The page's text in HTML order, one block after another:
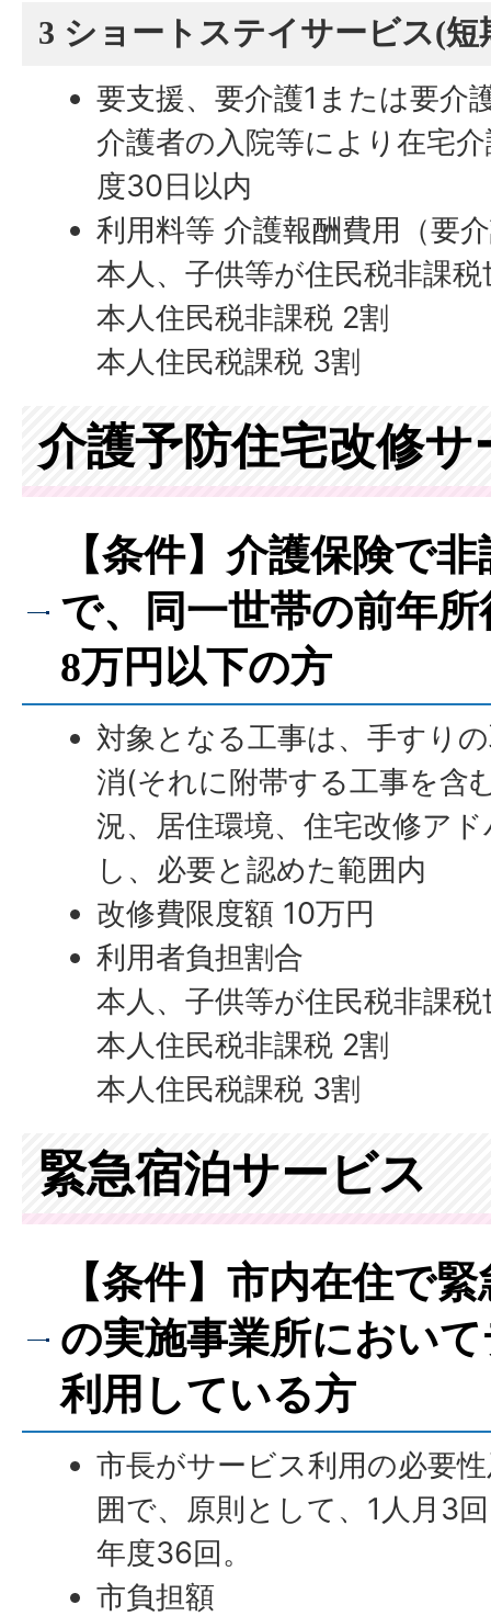
3 ショートステイサービス(短
要支援、要介護1または要介
介護者の入院等により在宅
度30日以内
利用料等 介護報酬費用（要
本人、子供等が住民税非課税
本人住民税非課税 2割
本人住民税課税 3割
介護予防住宅改修サ
【条件】介護保険で
で、同一世帯の前年
8万円以下の方
対象となる工事は、手すり
消(それに附帯する工事を含
況、居住環境、住宅改修ア
し、必要と認めた範囲内
改修費限度額 10万円
利用者負担割合
本人、子供等が住民税非課税
本人住民税非課税 2割
本人住民税課税 3割
緊急宿泊サービス
【条件】市内在住で
の実施事業所におい
利用している方
市長がサービス利用の必要
囲で、原則として、1人月3
年度36回。
市負担額